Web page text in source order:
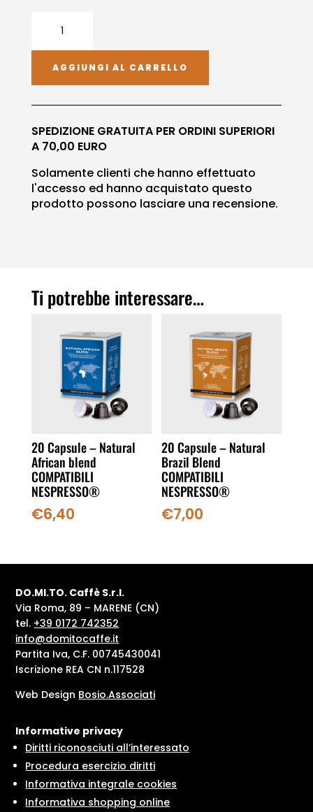
Capsule
-
Decaffeinato
quantità
AGGIUNGI AL CARRELLO
SPEDIZIONE GRATUITA PER ORDINI SUPERIORI
A 70,00 EURO
Solamente clienti che hanno effettuato
l'accesso ed hanno acquistato questo
prodotto possono lasciare una recensione.
Ti potrebbe interessare…
20 Capsule – Natural
African blend
COMPATIBILI
NESPRESSO®
€6,40
20 Capsule – Natural
Brazil Blend
COMPATIBILI
NESPRESSO®
€7,00
DO.MI.TO. Caffè S.r.l.
Via Roma, 89 – MARENE (CN)
tel. +39 0172 742352
info@domitocaffe.it
Partita Iva, C.F. 00745430041
Iscrizione REA CN n.117528
Web Design Bosio.Associati
Informative privacy
Diritti riconosciuti all’interessato
Procedura esercizio diritti
Informativa integrale cookies
Informativa shopping online